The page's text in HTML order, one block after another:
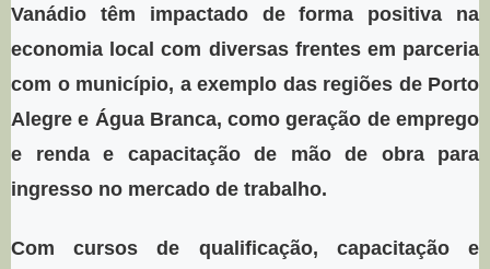
Vanádio têm impactado de forma positiva na
economia local com diversas frentes em parceria
com o município, a exemplo das regiões de Porto
Alegre e Água Branca, como geração de emprego
e renda e capacitação de mão de obra para
ingresso no mercado de trabalho.
Com cursos de qualificação, capacitação e